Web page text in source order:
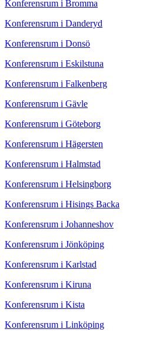
Konferensrum i Bromma
Konferensrum i Danderyd
Konferensrum i Donsö
Konferensrum i Eskilstuna
Konferensrum i Falkenberg
Konferensrum i Gävle
Konferensrum i Göteborg
Konferensrum i Hägersten
Konferensrum i Halmstad
Konferensrum i Helsingborg
Konferensrum i Hisings Backa
Konferensrum i Johanneshov
Konferensrum i Jönköping
Konferensrum i Karlstad
Konferensrum i Kiruna
Konferensrum i Kista
Konferensrum i Linköping